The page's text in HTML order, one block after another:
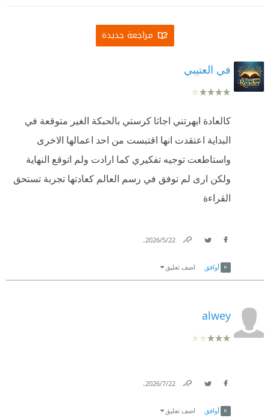
مراجعة جديدة
في العتيبي
كالعادة ابهرتني اجاثا كرستي بالحبكة الغير متوقعة في
البداية اعتقدت انها اقتبست من احد اعمالها الاخرى
واستاطعت توجيه تفكيري كما ارادت ولم اتوقع النهاية
ولكن ارى لم توفق في رسم العالم كعادتها تجربة تستحق
القراءة
22‏/5‏/2026
.
أوافق اضف تعليق
alwey
22‏/7‏/2026
.
أوافق اضف تعليق